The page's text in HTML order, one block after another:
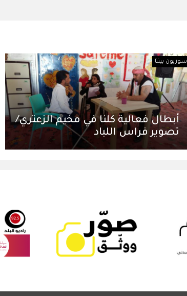
سوريون بيننا
أبطال فعالية كلنا في مخيم الزعتري/
تصوير فراس اللباد